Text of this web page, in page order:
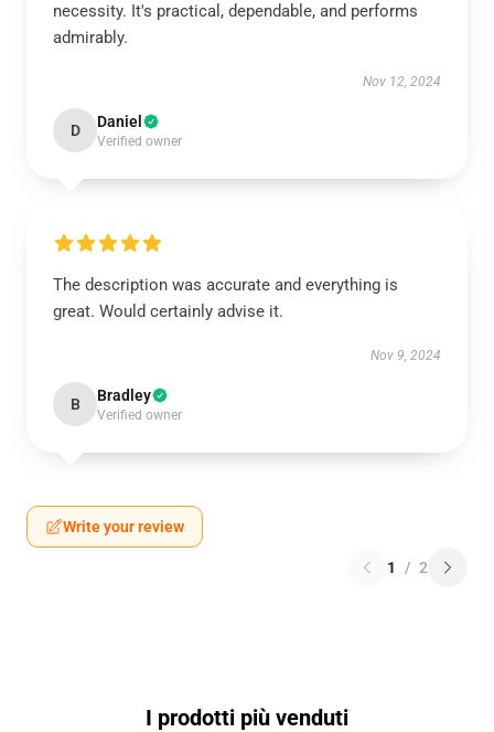
necessity. It's practical, dependable, and performs
admirably.
Nov 12, 2024
D Daniel
Verified owner
The description was accurate and everything is
great. Would certainly advise it.
Nov 9, 2024
B Bradley
Verified owner
Write your review
1 / 2
I prodotti più venduti